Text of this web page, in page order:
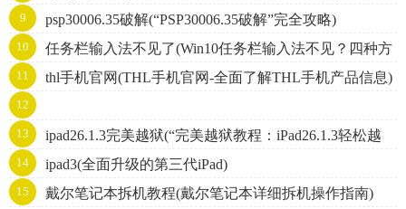
9 psp30006.35破解(“PSP30006.35破解”完全攻略)
10
任务栏输入法不见了(Win10任务栏输入法不见？四种方
法轻松解决！)
11 thl手机官网(THL手机官网-全面了解THL手机产品信息)
12
gmailoutlook("GmailandOutlook:AComprehensiveComparison")
13
ipad26.1.3完美越狱(“完美越狱教程：iPad26.1.3轻松越
狱”)
14 ipad3(全面升级的第三代iPad)
15 戴尔笔记本拆机教程(戴尔笔记本详细拆机操作指南)